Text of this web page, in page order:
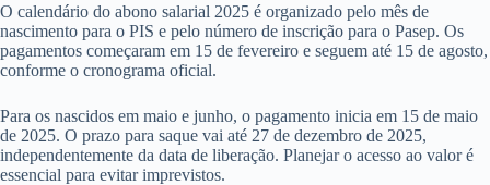
O calendário do abono salarial 2025 é organizado pelo mês de
nascimento para o PIS e pelo número de inscrição para o Pasep. Os
pagamentos começaram em 15 de fevereiro e seguem até 15 de agosto,
conforme o cronograma oficial.
Para os nascidos em maio e junho, o pagamento inicia em 15 de maio
de 2025. O prazo para saque vai até 27 de dezembro de 2025,
independentemente da data de liberação. Planejar o acesso ao valor é
essencial para evitar imprevistos.